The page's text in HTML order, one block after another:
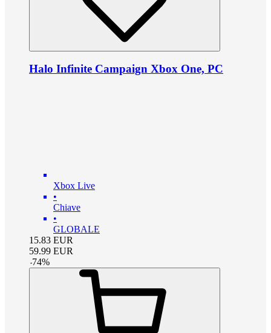
Halo Infinite Campaign Xbox One, PC
Xbox Live
•
Chiave
•
GLOBALE
15.83 EUR
59.99 EUR
-74%